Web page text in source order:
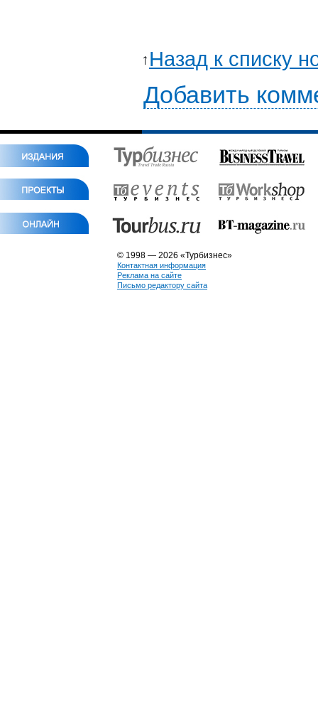
Назад к списку
Добавить
© 1998 — 2026 «Турбизнес»
Контактная информация
Реклама на сайте
Письмо редактору сайта